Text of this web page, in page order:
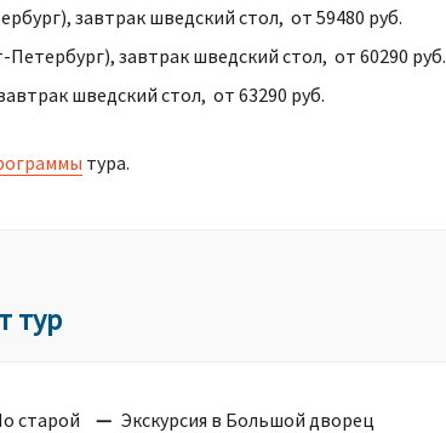
завтрак шведский стол, от 59480 руб.
Петербург), завтрак шведский стол, от 60290 руб.
шведский стол, от 63290 руб.
тура.
тур
старой
Экскурсия в Большой дворец